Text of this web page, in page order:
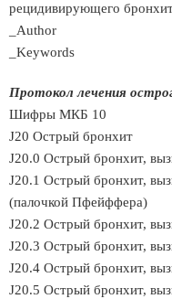
рецидивирующего
_Author
_Keywords
Протокол лечения
Шифры МКБ 10
J20 Острый бронхит
J20.0 Острый бронхит,
J20.1 Острый бронхит,
(палочкой Пфейффера)
J20.2 Острый бронхит,
J20.3 Острый бронхит,
J20.4 Острый бронхит,
J20.5 Острый бронхит,